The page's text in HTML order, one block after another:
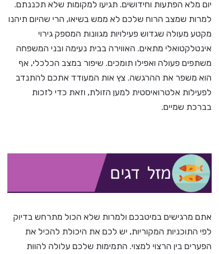
יום מלא הפתעות וחידושים. תגיעו למקומות שלא תכננתם.
למרות שמצב הרוח שלכם לא ממש בשיאו, הרי שהיום תיהנו
מקטע מעולה שגדוש פעילויות מגוונות המספק גירוי
אינטלקטואלי מתאים. האווירה בבית נעימה ובני המשפחה
משתפים פעולה ואפילו תומכים. שיפור במצב הכלכלי, אף
הוא משפר את ההרגשה. צץ אות המעודד אתכם להתנדב
לפעילות אלטרואיסטית למען הזולת, וזאת כדי לזכות
בברכת שמיים.
אתם מרגישים במיטבכם ולמרות שלא הכול מתרחש בדיוק
לפי התוכניות המקוריות, יש לכם את היכולת להכיל את
הפערים בין הרצוי למצוי. התמימות שלכם עלולה להוות